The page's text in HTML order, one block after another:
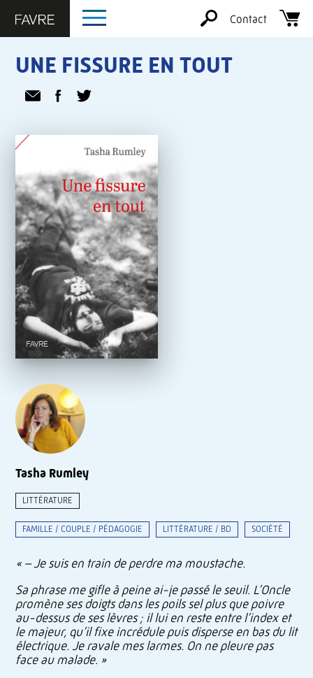
Contact
UNE FISSURE EN TOUT
Tasha Rumley
LITTÉRATURE
FAMILLE / COUPLE / PÉDAGOGIE LITTÉRATURE / BD SOCIÉTÉ
« – Je suis en train de perdre ma moustache.
Sa phrase me gifle à peine ai-je passé le seuil. L’Oncle
promène ses doigts dans les poils sel plus que poivre
au-dessus de ses lèvres ; il lui en reste entre l’index et
le majeur, qu’il fixe incrédule puis disperse en bas du lit
électrique. Je ravale mes larmes. On ne pleure pas
face au malade. »